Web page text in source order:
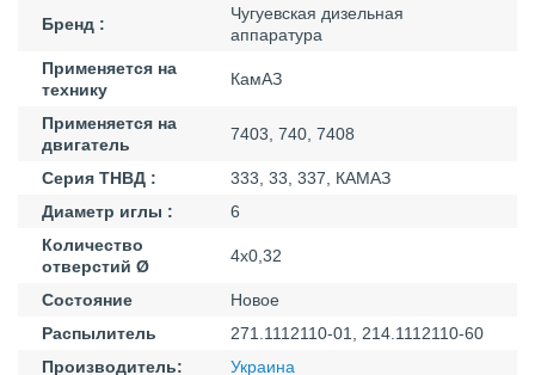
Бренд :
Чугуевская дизельная
аппаратура
Применяется на
технику
КамАЗ
Применяется на
двигатель
7403, 740, 7408
Серия ТНВД :
333, 33, 337, КАМАЗ
Диаметр иглы :
6
Количество
отверстий Ø
4х0,32
Состояние
Новое
Распылитель
271.1112110-01, 214.1112110-60
Производитель:
Украина